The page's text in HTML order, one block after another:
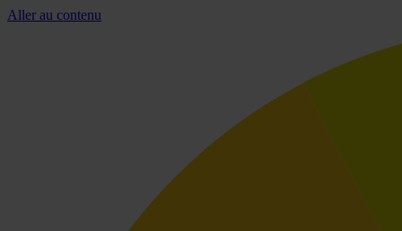
Aller au contenu